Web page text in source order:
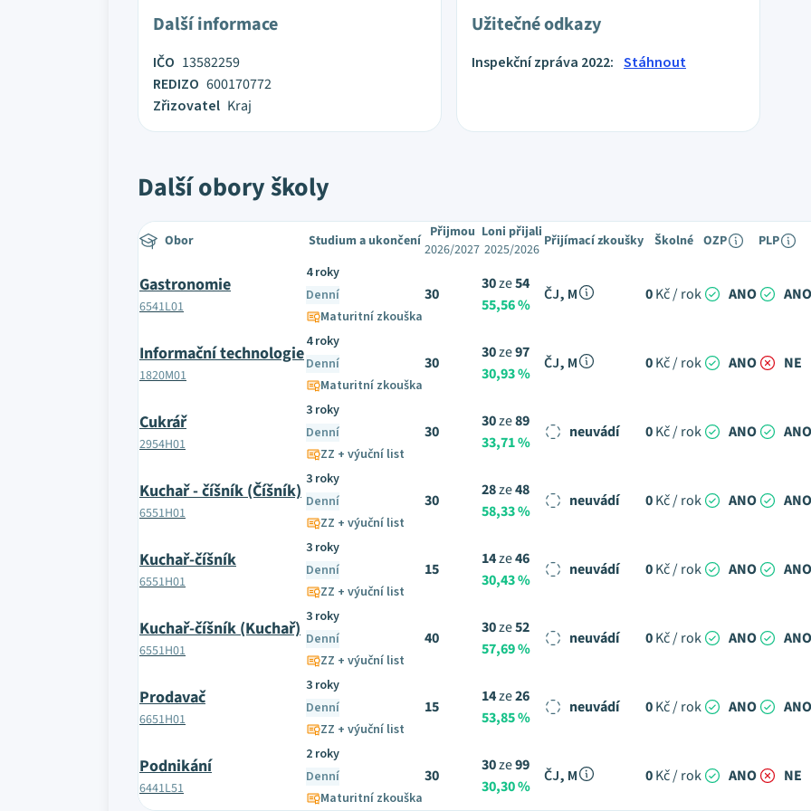
Další informace
IČO 13582259
REDIZO 600170772
Zřizovatel Kraj
Užitečné odkazy
Inspekční zpráva 2022: Stáhnout
Další obory školy
Obor Studium a ukončení Přijmou
2026/2027
Loni přijali
2025/2026 Přijímací zkoušky Školné OZP PLP
Gastronomie
6541L01
4 roky
Denní
Maturitní zkouška
30
30ze54
55,56 %
ČJ, M 0Kč / rok ANO ANO
Informační technologie
1820M01
4 roky
Denní
Maturitní zkouška
30
30ze97
30,93 %
ČJ, M 0Kč / rok ANO NE
Cukrář
2954H01
3 roky
Denní
ZZ + výuční list
30
30ze89
33,71 %
neuvádí 0Kč / rok ANO ANO
Kuchař - číšník (Číšník)
6551H01
3 roky
Denní
ZZ + výuční list
30
28ze48
58,33 %
neuvádí 0Kč / rok ANO ANO
Kuchař-číšník
6551H01
3 roky
Denní
ZZ + výuční list
15
14ze46
30,43 %
neuvádí 0Kč / rok ANO ANO
Kuchař-číšník (Kuchař)
6551H01
3 roky
Denní
ZZ + výuční list
40
30ze52
57,69 %
neuvádí 0Kč / rok ANO ANO
Prodavač
6651H01
3 roky
Denní
ZZ + výuční list
15
14ze26
53,85 %
neuvádí 0Kč / rok ANO ANO
Podnikání
6441L51
2 roky
Denní
Maturitní zkouška
30
30ze99
30,30 %
ČJ, M 0Kč / rok ANO NE